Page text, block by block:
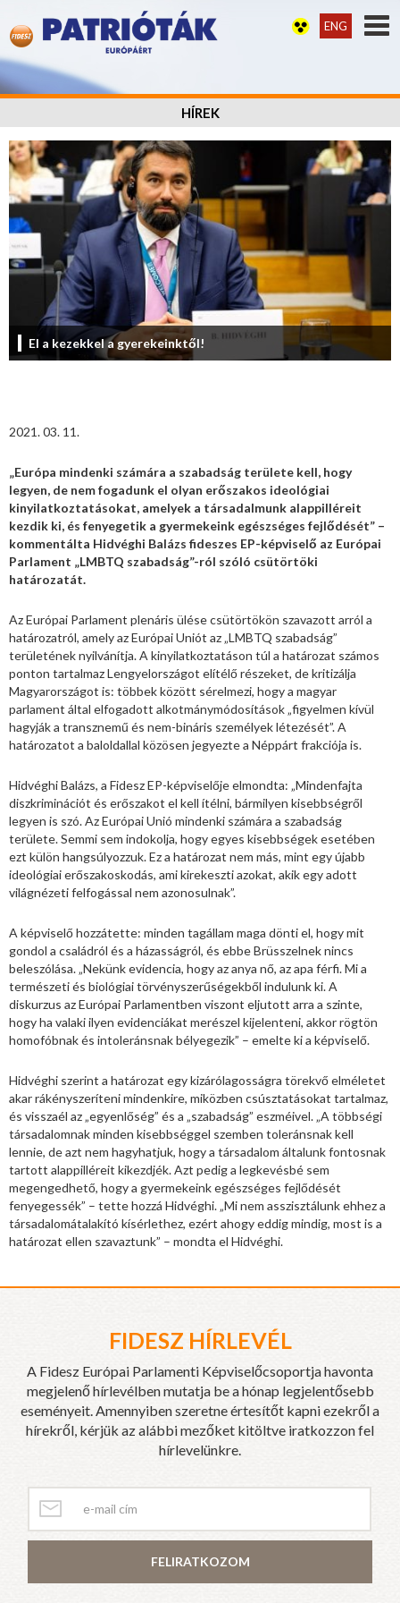
ENG
HÍREK
El a kezekkel a gyerekeinktől!
2021. 03. 11.
„Európa mindenki számára a szabadság területe kell, hogy
legyen, de nem fogadunk el olyan erőszakos ideológiai
kinyilatkoztatásokat, amelyek a társadalmunk alappilléreit
kezdik ki, és fenyegetik a gyermekeink egészséges fejlődését” –
kommentálta Hidvéghi Balázs fideszes EP-képviselő az Európai
Parlament „LMBTQ szabadság”-ról szóló csütörtöki
határozatát.
Az Európai Parlament plenáris ülése csütörtökön szavazott arról a
határozatról, amely az Európai Uniót az „LMBTQ szabadság”
területének nyilvánítja. A kinyilatkoztatáson túl a határozat számos
ponton tartalmaz Lengyelországot elítélő részeket, de kritizálja
Magyarországot is: többek között sérelmezi, hogy a magyar
parlament által elfogadott alkotmánymódosítások „figyelmen kívül
hagyják a transznemű és nem-bináris személyek létezését”. A
határozatot a baloldallal közösen jegyezte a Néppárt frakciója is.
Hidvéghi Balázs, a Fidesz EP-képviselője elmondta: „Mindenfajta
diszkriminációt és erőszakot el kell ítélni, bármilyen kisebbségről
legyen is szó. Az Európai Unió mindenki számára a szabadság
területe. Semmi sem indokolja, hogy egyes kisebbségek esetében
ezt külön hangsúlyozzuk. Ez a határozat nem más, mint egy újabb
ideológiai erőszakoskodás, ami kirekeszti azokat, akik egy adott
világnézeti felfogással nem azonosulnak”.
A képviselő hozzátette: minden tagállam maga dönti el, hogy mit
gondol a családról és a házasságról, és ebbe Brüsszelnek nincs
beleszólása. „Nekünk evidencia, hogy az anya nő, az apa férfi. Mi a
természeti és biológiai törvényszerűségekből indulunk ki. A
diskurzus az Európai Parlamentben viszont eljutott arra a szinte,
hogy ha valaki ilyen evidenciákat merészel kijelenteni, akkor rögtön
homofóbnak és intoleránsnak bélyegezik” – emelte ki a képviselő.
Hidvéghi szerint a határozat egy kizárólagosságra törekvő elméletet
akar rákényszeríteni mindenkire, miközben csúsztatásokat tartalmaz,
és visszaél az „egyenlőség” és a „szabadság” eszméivel. „A többségi
társadalomnak minden kisebbséggel szemben toleránsnak kell
lennie, de azt nem hagyhatjuk, hogy a társadalom általunk fontosnak
tartott alappilléreit kikezdjék. Azt pedig a legkevésbé sem
megengedhető, hogy a gyermekeink egészséges fejlődését
fenyegessék” – tette hozzá Hidvéghi. „Mi nem asszisztálunk ehhez a
társadalomátalakító kísérlethez, ezért ahogy eddig mindig, most is a
határozat ellen szavaztunk” – mondta el Hidvéghi.
FIDESZ HÍRLEVÉL
A Fidesz Európai Parlamenti Képviselőcsoportja havonta
megjelenő hírlevélben mutatja be a hónap legjelentősebb
eseményeit. Amennyiben szeretne értesítőt kapni ezekről a
hírekről, kérjük az alábbi mezőket kitöltve iratkozzon fel
hírlevelünkre.
FELIRATKOZOM